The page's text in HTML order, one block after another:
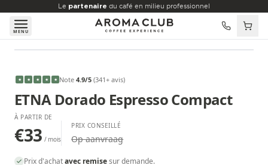
Aller au contenu principal
Le partenaire du café en milieu professionnel
MENU
€33 /mois
★ ★ ★ ★ ★ Note 4.9/5 (341+ avis)
ETNA Dorado Espresso Compact
À PARTIR DE
€33 / mois
PRIX CONSEILLÉ
Op aanvraag
Prix d'achatavec remisesur demande.